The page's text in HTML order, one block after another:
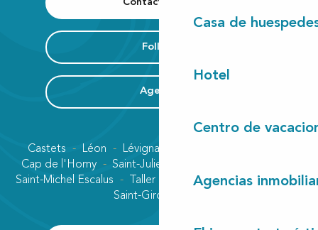
Casa de
Hotel
Centro de
Agencias
Contáctenos
Folleto
Agenda
Castets Léon Lévignacq
Cap de l'Homy
Saint-Julien-en-Born
Saint-Michel Escalus
Taller
Vielle-Saint-Girons
Saint-Girons plage